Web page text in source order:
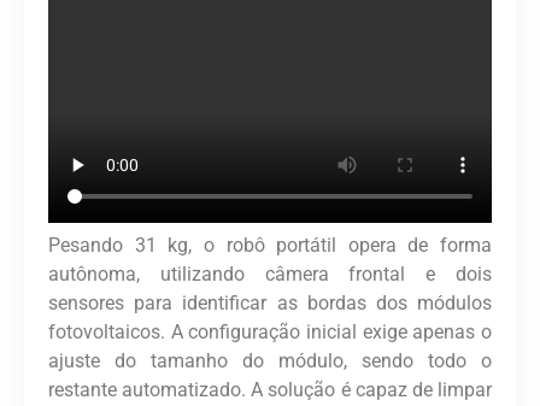
Pesando 31 kg, o robô portátil opera de forma
autônoma, utilizando câmera frontal e dois
sensores para identificar as bordas dos módulos
fotovoltaicos. A configuração inicial exige apenas o
ajuste do tamanho do módulo, sendo todo o
restante automatizado. A solução é capaz de limpar